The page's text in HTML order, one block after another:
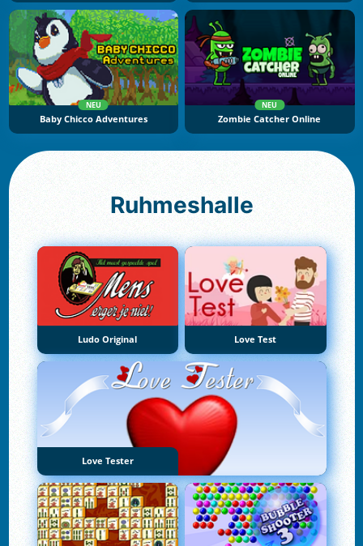
NEU
Baby Chicco Adventures
NEU
Zombie Catcher Online
Ruhmeshalle
Ludo Original Love Test
Love Tester